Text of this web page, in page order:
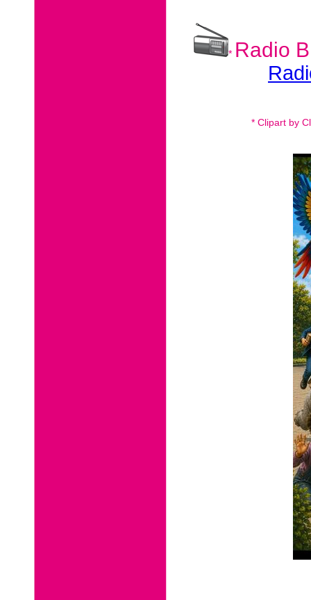
* Radio
* Clipart by